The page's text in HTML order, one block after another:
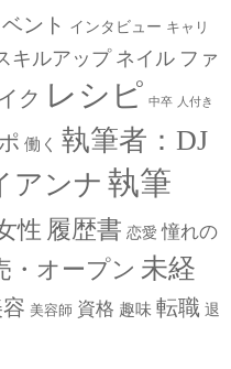
ント インタビュー キャリ
キルアップ ネイル ファ
ク レシピ 中卒 人付き
働く 執筆者：DJ
アンナ 執筆
性 履歴書 恋愛 憧れの
・オープン 未経
美容師 資格 趣味 転職 退